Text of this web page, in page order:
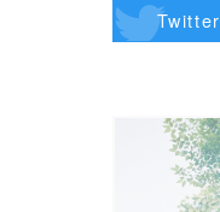
Twitter